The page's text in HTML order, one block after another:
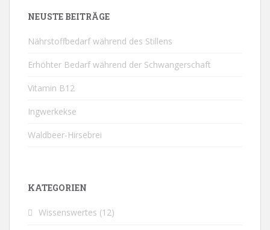
NEUSTE BEITRÄGE
Nährstoffbedarf während des Stillens
Erhöhter Bedarf während der Schwangerschaft
Vitamin B12
Ingwerkekse
Waldbeer-Hirsebrei
KATEGORIEN
Wissenswertes (12)